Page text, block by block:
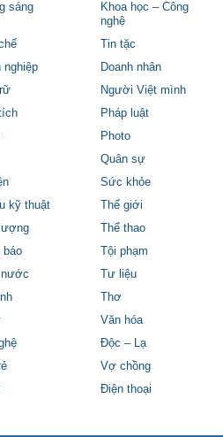
sáng
Khoa học – Công
nghệ
Tin tặc
nghiệp
Doanh nhân
Người Việt mình
Pháp luật
Photo
Quân sự
Sức khỏe
kỹ thuật
Thế giới
Thể thao
báo
Tội phạm
nước
Tư liệu
Thơ
Văn hóa
Độc – Lạ
Vợ chồng
Điện thoại